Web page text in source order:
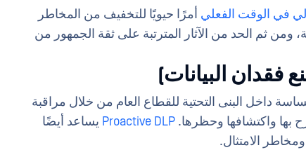
في الوقت الفعلي أمرًا حيويًا للتخفيف من المخاطر
ومن ثم الحد من الآثار المترتبة على ثقة الجمهور من
داخل البنى التحتية للقطاع العام من خلال مراقبة
بها واكتشافها وحظرها. Proactive DLP يساعد أيضًا
الامتثال.